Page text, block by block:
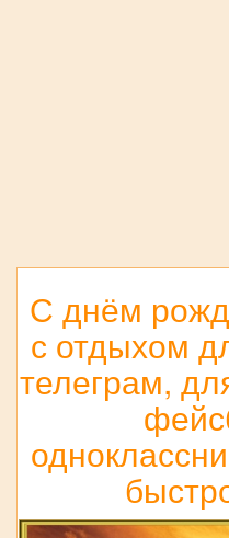
С днём
с отдыхом
телеграм,